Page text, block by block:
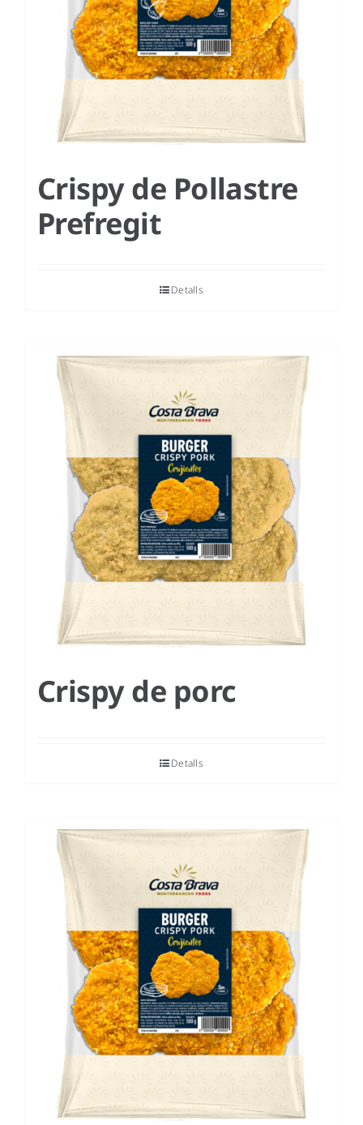
Crispy de Pollastre
Prefregit
Detalls
Crispy de porc
Detalls